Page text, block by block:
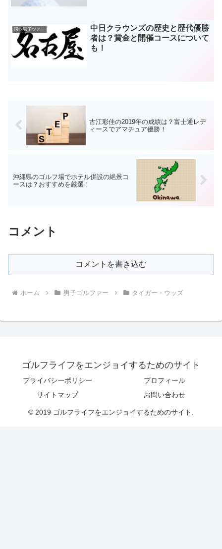
国内男子ツアー
中日クラウンズの歴史と歴代優勝
者は？賞金と開催コースについて
も！
古江彩佳の2019年の成績は？富士通レデ
ィースでアマチュア優勝！
沖縄県のゴルフ場でホテル併設の絶景コ
ースは？おすすめを厳選！
コメント
コメントを書き込む
ホーム 男子ゴルファー タイガー・ウッズ
ゴルフライフをエンジョイするためのサイト
プライバシーポリシー
プロフィール
サイトマップ
お問い合わせ
© 2019 ゴルフライフをエンジョイするためのサイト.